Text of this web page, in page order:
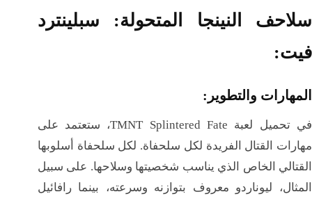
سلاحف النينجا المتحولة: سبلينترد
فيت:
المهارات والتطوير:
في تحميل لعبة TMNT Splintered Fate، ستعتمد على
مهارات القتال الفريدة لكل سلحفاة. لكل سلحفاة أسلوبها
القتالي الخاص الذي يناسب شخصيتها وسلاحها. على سبيل
المثال، ليوناردو معروف بتوازنه وسرعته، بينما رافائيل